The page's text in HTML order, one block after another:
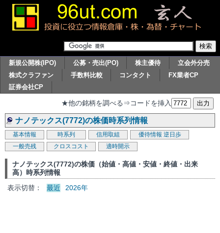
新規公開株(IPO) 公募・売出(PO) 株主優待
立会外分売
株式クラファン
手数料比較 コンタクト
FX業者CP
証券会社CP
★他の銘柄を調べる⇒コードを挿入
ナノテックス(7772)の株価時系列情報
基本情報 時系列 信用取組 優待情報 逆日歩
一般売残
クロスコスト 適時開示
ナノテックス(7772)の株価（始値・高値・安値・終値・出来
高）時系列情報
表示切替：
最近 2026年